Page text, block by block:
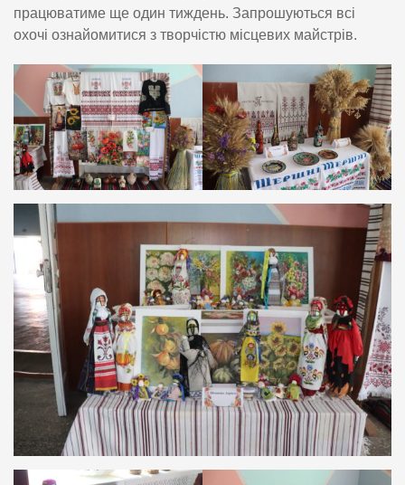
працюватиме ще один тиждень. Запрошуються всі
охочі ознайомитися з творчістю місцевих майстрів.